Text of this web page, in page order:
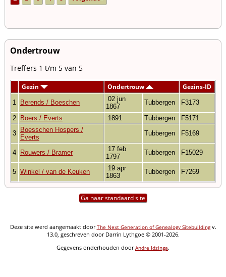
Ondertrouw
Treffers 1 t/m 5 van 5
Gezin Ondertrouw Gezins-ID
1 Berends / Boeschen
02 jun
1867
Tubbergen F3173
2 Boers / Everts 1891 Tubbergen
F5171
3
Boesschen Hospers /
Everts
Tubbergen F5169
4 Rouwers / Bramer
17 feb
1797
Tubbergen F15029
5 Winkel / van de Keuken
19 apr
1863
Tubbergen F7269
Ga naar standaard site
Deze site werd aangemaakt doorThe Next Generation of Genealogy Sitebuildingv.
13.0, geschreven door Darrin Lythgoe © 2001-2026.
Gegevens onderhouden doorAndre Idzinga.